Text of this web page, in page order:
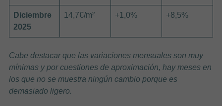
Diciembre
2025
14,7€/m² +1,0% +8,5%
Cabe destacar que las variaciones mensuales son muy
mínimas y por cuestiones de aproximación, hay meses en
los que no se muestra ningún cambio porque es
demasiado ligero.